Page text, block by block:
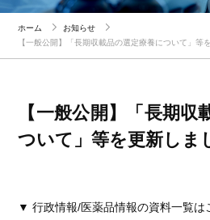
ホーム
お知らせ
【一般公開】「長期収載品の選定療養について」等
【一般公開】「長期収
ついて」等を更新しま
▼ 行政情報/医薬品情報の資料一覧は